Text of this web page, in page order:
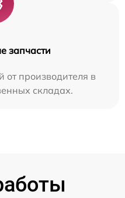
запчасти
от производителя в
складах.